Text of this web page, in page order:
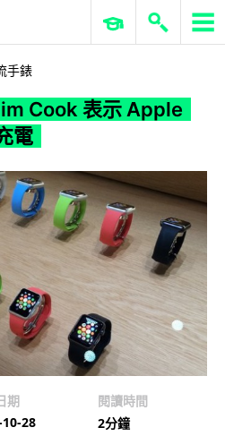
ERP 與商業 AI
手錶
Cook 表示 Apple
電
期
28
閱讀時間
2分鐘